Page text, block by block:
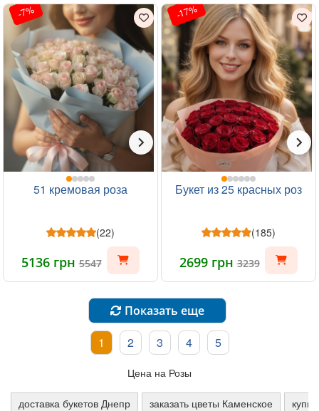
-7%
51 кремовая роза
(22)
5136 грн5547
-17%
Букет из 25 красных роз
(185)
2699 грн3239
Показать еще
1 2 3 4 5
Цена на Розы
доставка букетов Днепр заказать цветы Каменское